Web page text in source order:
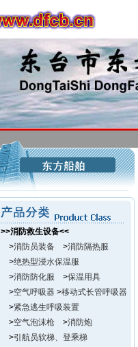
防救生设备<<
消防员装备>消防隔热服
绝热型浸水保温服
消防防化服 >保温用具
空气呼吸器>移动式长管呼吸器
紧急逃生呼吸装置
空气泡沫枪>消防炮
引航员软梯、登乘梯